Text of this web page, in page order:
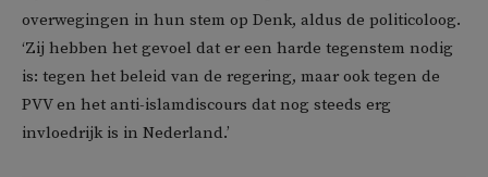
overwegingen in hun stem op Denk, aldus de politicoloog.
‘Zij hebben het gevoel dat er een harde tegenstem nodig
is: tegen het beleid van de regering, maar ook tegen de
PVV en het anti-islamdiscours dat nog steeds erg
invloedrijk is in Nederland.’